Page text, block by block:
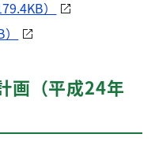
）
画（平成24年